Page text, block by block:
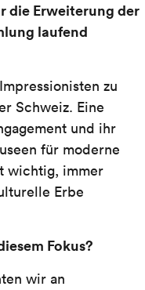
die Erweiterung der
laufend
zu
Schweiz. Eine
und ihr
für moderne
wichtig, immer
Erbe
Fokus?
wir an